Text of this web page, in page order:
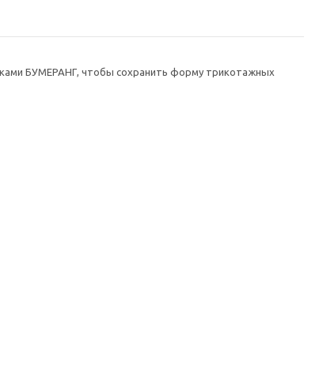
БУМЕРАНГ, чтобы сохранить форму трикотажных